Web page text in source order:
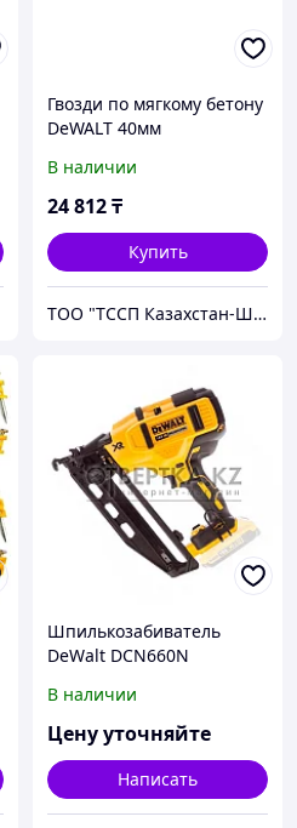
Гвозди по мягкому бетону
DeWALT 40мм
В наличии
24 812₸
Купить
ТОО "ТССП Казахстан-ШМ"
Шпилькозабиватель
DeWalt DCN660N
В наличии
Цену уточняйте
Написать